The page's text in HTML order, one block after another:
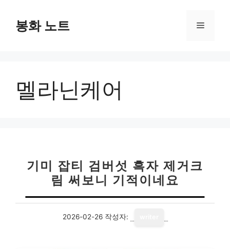
봉화 노트 메
멜라닌케어
기미 잡티 검버섯 흑자 제거크
림 써보니 기적이네요
2026-02-26 작성자: